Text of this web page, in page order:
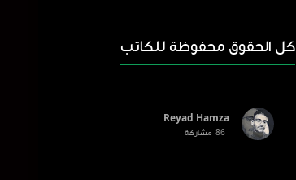
كل الحقوق محفوظة للكاتب
Reyad Hamza
86 مشاركة